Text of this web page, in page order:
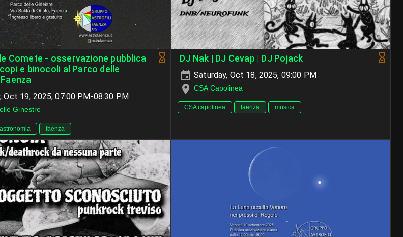
Comete - osservazione pubblica
e binocoli al Parco delle
Oct 19, 2025, 07:00 PM-08:30 PM
Ginestre
astronomia faenza
DJ Nak | DJ Cevap | DJ Pojack
Saturday, Oct 18, 2025, 09:00 PM
CSA Capolinea
CSA capolinea faenza musica